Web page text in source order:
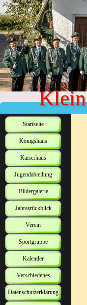
Startseite
Königshaus
Kaiserhaus
Jugendabteilung
Bildergalerie
Jahresrückblick
Verein
Sportgruppe
Kalender
Verschiedenes
Datenschutzerklärung